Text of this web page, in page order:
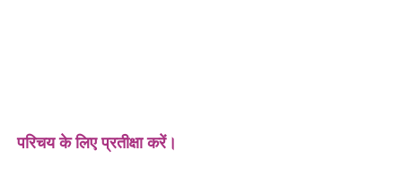
परिचय के लिए प्रतीक्षा करें।